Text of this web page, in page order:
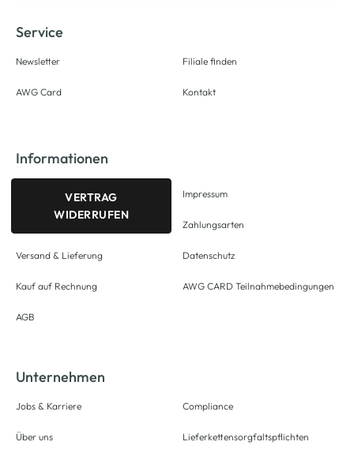
Service
Newsletter
AWG Card
Filiale finden
Kontakt
Informationen
VERTRAG
WIDERRUFEN
Versand & Lieferung
Kauf auf Rechnung
AGB
Impressum
Zahlungsarten
Datenschutz
AWG CARD Teilnahmebedingungen
Unternehmen
Jobs & Karriere
Über uns
Compliance
Lieferkettensorgfaltspflichten